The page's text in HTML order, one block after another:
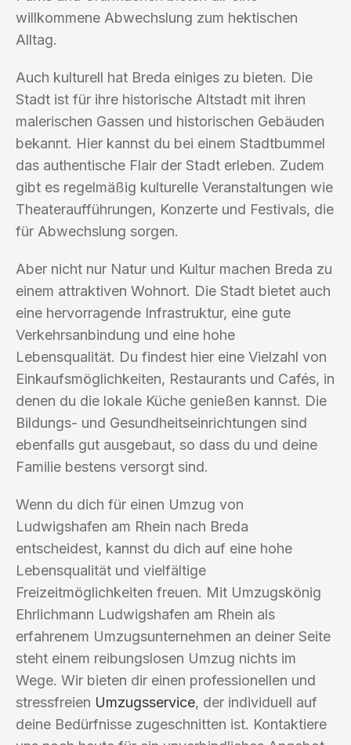
willkommene Abwechslung zum hektischen
Alltag.
Auch kulturell hat Breda einiges zu bieten. Die
Stadt ist für ihre historische Altstadt mit ihren
malerischen Gassen und historischen Gebäuden
bekannt. Hier kannst du bei einem Stadtbummel
das authentische Flair der Stadt erleben. Zudem
gibt es regelmäßig kulturelle Veranstaltungen wie
Theateraufführungen, Konzerte und Festivals, die
für Abwechslung sorgen.
Aber nicht nur Natur und Kultur machen Breda zu
einem attraktiven Wohnort. Die Stadt bietet auch
eine hervorragende Infrastruktur, eine gute
Verkehrsanbindung und eine hohe
Lebensqualität. Du findest hier eine Vielzahl von
Einkaufsmöglichkeiten, Restaurants und Cafés, in
denen du die lokale Küche genießen kannst. Die
Bildungs- und Gesundheitseinrichtungen sind
ebenfalls gut ausgebaut, so dass du und deine
Familie bestens versorgt sind.
Wenn du dich für einen Umzug von
Ludwigshafen am Rhein nach Breda
entscheidest, kannst du dich auf eine hohe
Lebensqualität und vielfältige
Freizeitmöglichkeiten freuen. Mit Umzugskönig
Ehrlichmann Ludwigshafen am Rhein als
erfahrenem Umzugsunternehmen an deiner Seite
steht einem reibungslosen Umzug nichts im
Wege. Wir bieten dir einen professionellen und
stressfreien Umzugsservice, der individuell auf
deine Bedürfnisse zugeschnitten ist. Kontaktiere